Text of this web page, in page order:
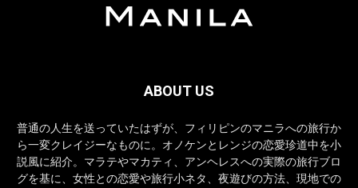
ABOUT US
普通の人生を送っていたはずが、フィリピンのマニラへの旅行か
ら一変クレイジーなものに。オノケンとレンジの恋愛珍道中を小
説風に紹介。マラテやマカティ、アンヘレスへの実際の旅行ブロ
グを基に、女性との恋愛や旅行小ネタ、夜遊びの方法、現地での